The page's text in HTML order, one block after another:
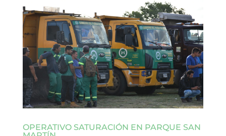
OPERATIVO SATURACIÓN EN PARQUE SAN